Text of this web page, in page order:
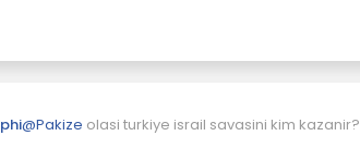
phi@Pakize olasi turkiye israil savasini kim kazanir?